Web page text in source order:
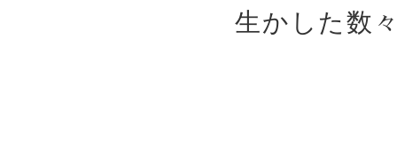
生かした数